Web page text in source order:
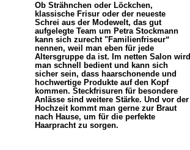
Ob Strähnchen oder Löckchen,
klassische Frisur oder der neueste
Schrei aus der Modewelt, das gut
aufgelegte Team um Petra Stockmann
kann sich zurecht "Familienfriseur“
nennen, weil man eben für jede
Altersgruppe da ist. Im netten Salon wird
man schnell bedient und kann sich
sicher sein, dass haarschonende und
hochwertige Produkte auf den Kopf
kommen. Steckfrisuren für besondere
Anlässe sind weitere Stärke. Und vor der
Hochzeit kommt man gerne zur Braut
nach Hause, um für die perfekte
Haarpracht zu sorgen.